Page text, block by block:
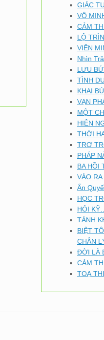
GIÁC
VÔ
CẢM
LỘ
VIÊN
Nhìn
LƯU
TÌNH
KHAI
VẠN
MỘT
HIÊN
THỜI
TRƠ
PHÁP
BA HỒI
VÀO RA
Ấn
HỌC
HỎI KỸ…
TÁNH
BIỆT
CHÂN
ĐỜI LÀ
CẢM
TOẠ